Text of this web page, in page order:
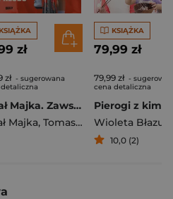
KSIĄŻKA
zł
zł - sugerowana
Rafał Majka. Zawsze z przodu. Rozmawia Tomasz Kalemba - książka z autografem
Majka, Tomasz Kalemba
KSIĄŻKA
79,99 zł
79,99 zł -
cena detaliczna
Wioleta
10,0 (2)